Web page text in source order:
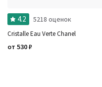
4.2 5218 оценок
Cristalle Eau Verte Chanel
от 530₽